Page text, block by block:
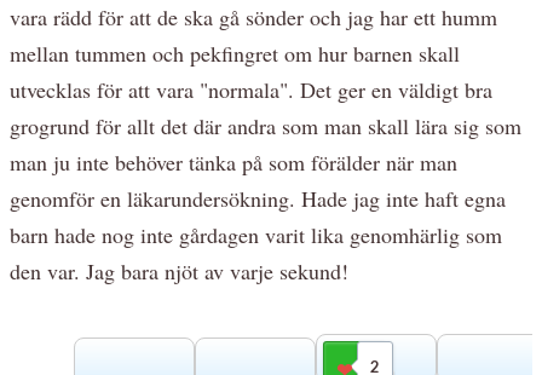
vara rädd för att de ska gå sönder och jag har ett humm
mellan tummen och pekfingret om hur barnen skall
utvecklas för att vara "normala". Det ger en väldigt bra
grogrund för allt det där andra som man skall lära sig som
man ju inte behöver tänka på som förälder när man
genomför en läkarundersökning. Hade jag inte haft egna
barn hade nog inte gårdagen varit lika genomhärlig som
den var. Jag bara njöt av varje sekund!
2